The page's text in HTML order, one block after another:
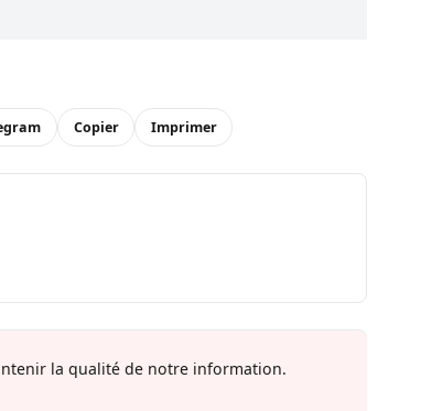
Copier Imprimer
la qualité de notre information.